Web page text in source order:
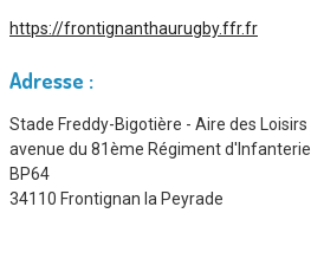
https://frontignanthaurugby.ffr.fr
Adresse :
Stade Freddy-Bigotière - Aire des Loisirs
avenue du 81ème Régiment d'Infanterie
BP64
34110 Frontignan la Peyrade